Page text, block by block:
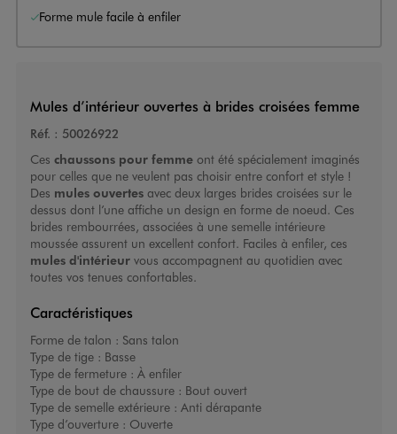
Forme mule facile à enfiler
Mules d’intérieur ouvertes à brides croisées femme
Réf. : 50026922
Ces chaussons pour femmeont été spécialement imaginés
pour celles que ne veulent pas choisir entre confort et style !
Des mules ouvertesavec deux larges brides croisées sur le
dessus dont l’une affiche un design en forme de noeud. Ces
brides rembourrées, associées à une semelle intérieure
moussée assurent un excellent confort. Faciles à enfiler, ces
mules d'intérieurvous accompagnent au quotidien avec
toutes vos tenues confortables.
Caractéristiques
Forme de talon : Sans talon
Type de tige : Basse
Type de fermeture : À enfiler
Type de bout de chaussure : Bout ouvert
Type de semelle extérieure : Anti dérapante
Type d’ouverture : Ouverte